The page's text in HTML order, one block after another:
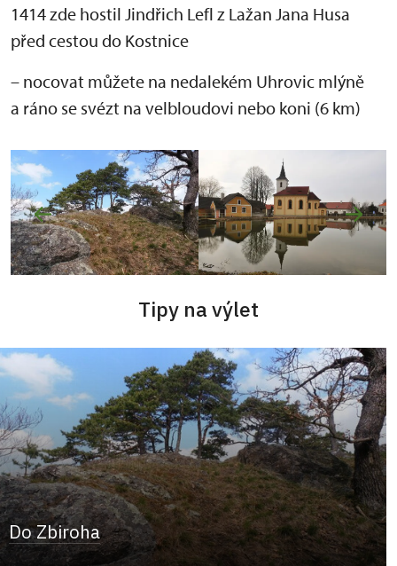
1414 zde hostil Jindřich Lefl z Lažan Jana Husa
před cestou do Kostnice
– nocovat můžete na nedalekém Uhrovic mlýně
a ráno se svézt na velbloudovi nebo koni (6 km)
Tipy na výlet
Do Zbiroha